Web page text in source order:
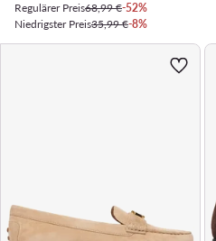
Regulärer Preis68,99 €-52%
Niedrigster Preis35,99 €-8%